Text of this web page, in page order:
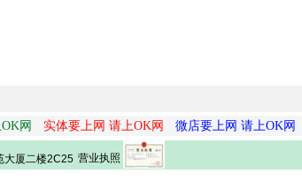
网 实体要上网 请上OK网 微店要上网 请上OK网
大厦二楼2C25 营业执照